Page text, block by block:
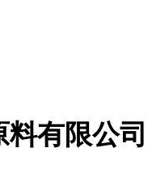
有限公司